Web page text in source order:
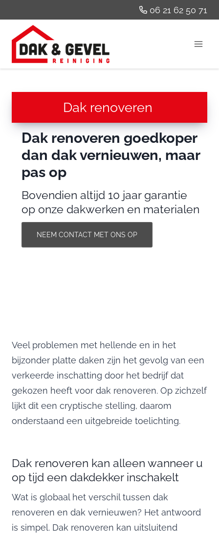
naar
inhoud
06 21 62 50 71
Dak renoveren
Dak renoveren goedkoper
dan dak vernieuwen, maar
pas op
Bovendien altijd 10 jaar garantie
op onze dakwerken en materialen
NEEM CONTACT MET ONS OP
Veel problemen met hellende en in het
bijzonder platte daken zijn het gevolg van een
verkeerde inschatting door het bedrijf dat
gekozen heeft voor dak renoveren. Op zichzelf
lijkt dit een cryptische stelling, daarom
onderstaand een uitgebreide toelichting.
Dak renoveren kan alleen wanneer u
op tijd een dakdekker inschakelt
Wat is globaal het verschil tussen dak
renoveren en dak vernieuwen? Het antwoord
is simpel. Dak renoveren kan uitsluitend